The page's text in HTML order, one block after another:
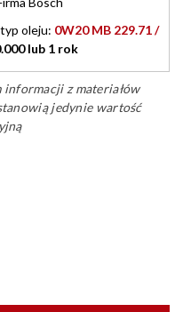
oleju: 0W20 MB 229.71 /
lub 1 rok
informacji z materiałów
jedynie wartość